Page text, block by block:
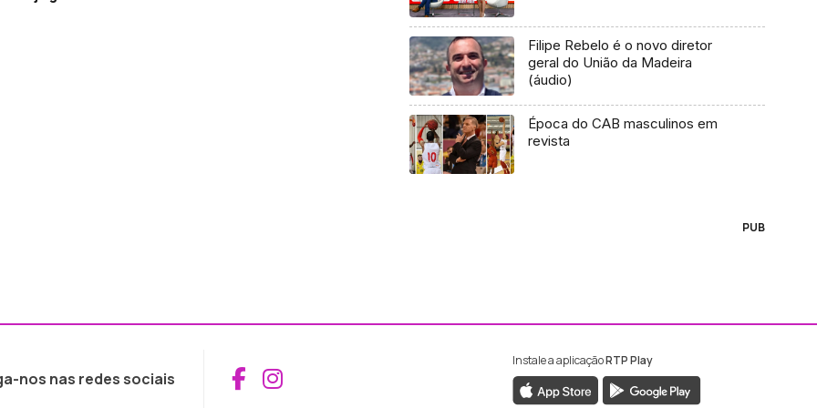
Filipe Rebelo é o novo diretor
geral do União da Madeira
(áudio)
Época do CAB masculinos em
revista
PUB
nos nas redes sociais Aceder ao Facebook da RTP Madeira
Aceder ao Instagram da RTP Madeira
Instale a aplicaçãoRTP Play